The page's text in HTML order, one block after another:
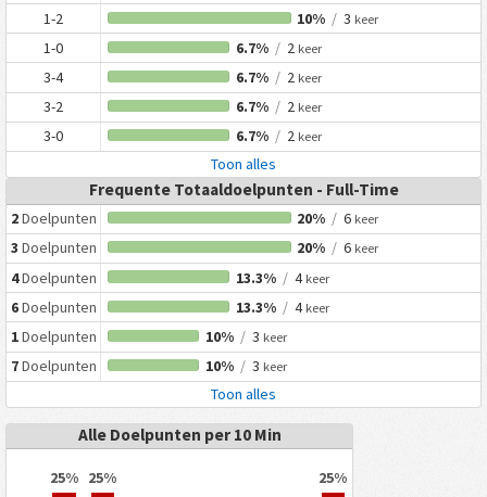
1-2 10% / 3 keer
1-0 6.7% /2 keer
3-4 6.7% /2 keer
3-2 6.7% /2 keer
3-0 6.7% /2 keer
Toon alles
Frequente Totaaldoelpunten - Full-Time
2Doelpunten 20% / 6 keer
3 Doelpunten 20% / 6 keer
4Doelpunten 13.3% /4 keer
6Doelpunten 13.3% /4 keer
1Doelpunten 10% /3 keer
7Doelpunten 10% /3 keer
Toon alles
Alle Doelpunten per 10 Min
25% 25% 25%